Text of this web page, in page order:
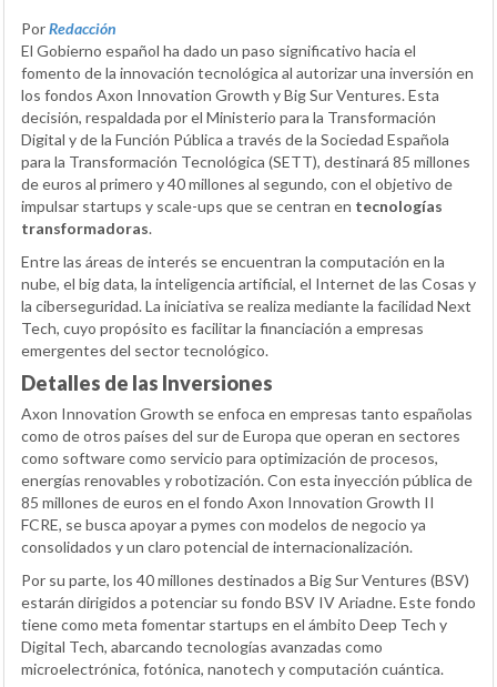
PorRedacción
El Gobierno español ha dado un paso significativo hacia el
fomento de la innovación tecnológica al autorizar una inversión en
los fondos Axon Innovation Growth y Big Sur Ventures. Esta
decisión, respaldada por el Ministerio para la Transformación
Digital y de la Función Pública a través de la Sociedad Española
para la Transformación Tecnológica (SETT), destinará 85 millones
de euros al primero y 40 millones al segundo, con el objetivo de
impulsar startups y scale-ups que se centran en tecnologías
transformadoras.
Entre las áreas de interés se encuentran la computación en la
nube, el big data, la inteligencia artificial, el Internet de las Cosas y
la ciberseguridad. La iniciativa se realiza mediante la facilidad Next
Tech, cuyo propósito es facilitar la financiación a empresas
emergentes del sector tecnológico.
Detalles de las Inversiones
Axon Innovation Growth se enfoca en empresas tanto españolas
como de otros países del sur de Europa que operan en sectores
como software como servicio para optimización de procesos,
energías renovables y robotización. Con esta inyección pública de
85 millones de euros en el fondo Axon Innovation Growth II
FCRE, se busca apoyar a pymes con modelos de negocio ya
consolidados y un claro potencial de internacionalización.
Por su parte, los 40 millones destinados a Big Sur Ventures (BSV)
estarán dirigidos a potenciar su fondo BSV IV Ariadne. Este fondo
tiene como meta fomentar startups en el ámbito Deep Tech y
Digital Tech, abarcando tecnologías avanzadas como
microelectrónica, fotónica, nanotech y computación cuántica.